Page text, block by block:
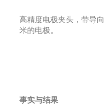
高精度电极夹头，带导
米的电极。
事实与结果